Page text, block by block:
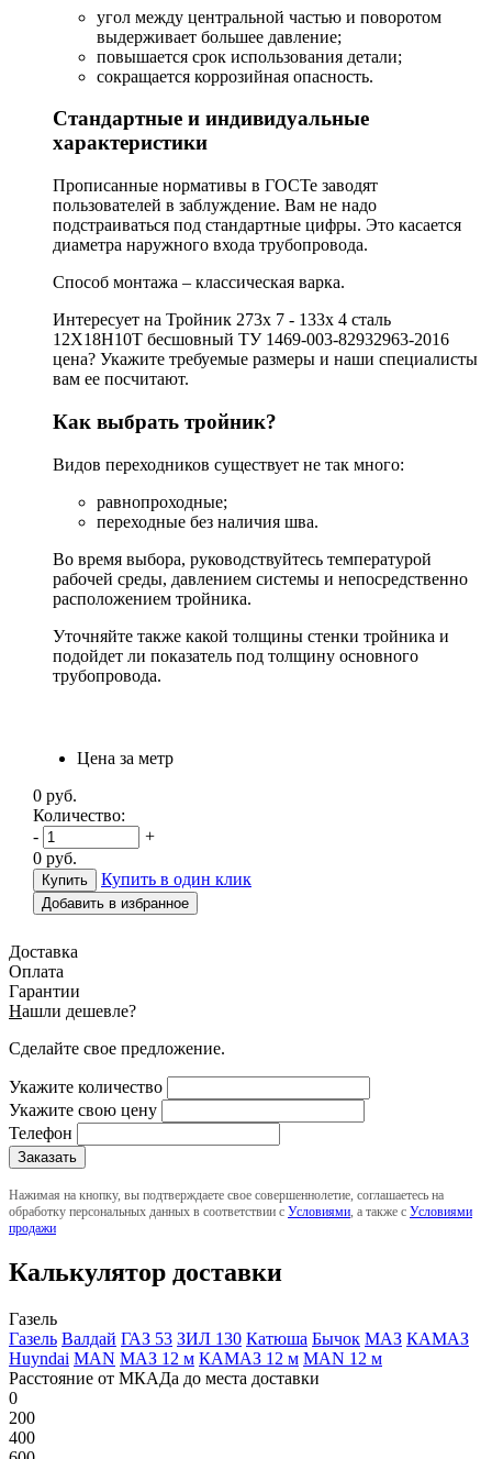
угол между центральной частью и поворотом
выдерживает большее давление;
повышается срок использования детали;
сокращается коррозийная опасность.
Стандартные и индивидуальные
характеристики
Прописанные нормативы в ГОСТе заводят
пользователей в заблуждение. Вам не надо
подстраиваться под стандартные цифры. Это касается
диаметра наружного входа трубопровода.
Способ монтажа – классическая варка.
Интересует на Тройник 273х 7 - 133х 4 сталь
12Х18Н10Т бесшовный ТУ 1469-003-82932963-2016
цена? Укажите требуемые размеры и наши специалисты
вам ее посчитают.
Как выбрать тройник?
Видов переходников существует не так много:
равнопроходные;
переходные без наличия шва.
Во время выбора, руководствуйтесь температурой
рабочей среды, давлением системы и непосредственно
расположением тройника.
Уточняйте также какой толщины стенки тройника и
подойдет ли показатель под толщину основного
трубопровода.
Цена за метр
0 руб.
Количество:
-
+
0 руб.
Купить в один клик
Добавить в избранное
Доставка
Оплата
Гарантии
Нашли дешевле?
Сделайте свое предложение.
Укажите количество
Укажите свою цену
Телефон
Нажимая на кнопку, вы подтверждаете свое совершеннолетие, соглашаетесь на
обработку персональных данных в соответствии с Условиями , а также с Условиями
продажи
Калькулятор доставки
Газель
Газель Валдай ГАЗ 53 ЗИЛ 130 Катюша Бычок МАЗ КАМАЗ
Huyndai MAN МАЗ 12 м КАМАЗ 12 м MAN 12 м
Расстояние от МКАДа до места доставки
0
200
400